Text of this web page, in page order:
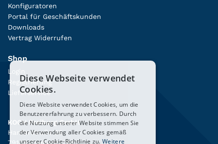
Konfiguratoren
Portal für Geschäftskunden
Downloads
Vertrag Widerrufen
Shop
Login
Registrierung
Lieferservice
KOCH Freiburg GmbH
Hanferstraße 26
Diese Webseite verwendet
Cookies.
Diese Website verwendet Cookies, um die
Benutzererfahrung zu verbessern. Durch
die Nutzung unserer Website stimmen Sie
der Verwendung aller Cookies gemäß
unserer Cookie-Richtlinie zu.Weitere